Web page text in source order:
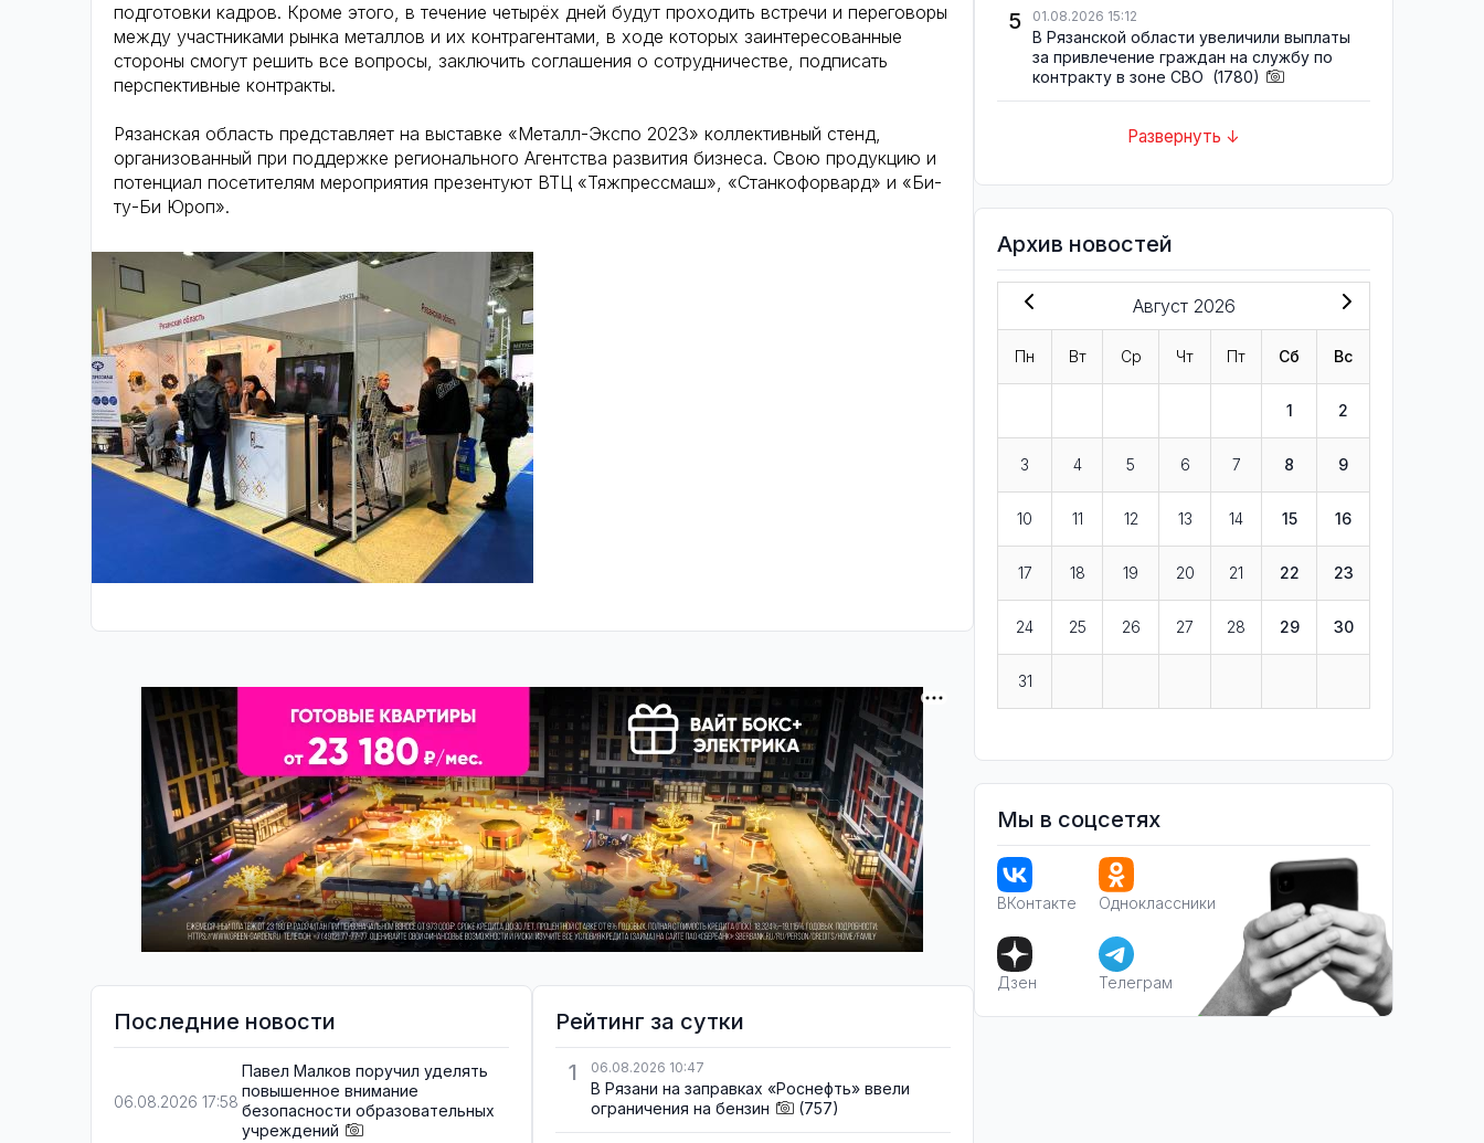
подготовки кадров. Кроме этого, в течение четырёх дней будут проходить встречи и переговоры
между участниками рынка металлов и их контрагентами, в ходе которых заинтересованные
стороны смогут решить все вопросы, заключить соглашения о сотрудничестве, подписать
перспективные контракты.
Рязанская область представляет на выставке «Металл-Экспо 2023» коллективный стенд,
организованный при поддержке регионального Агентства развития бизнеса. Свою продукцию и
потенциал посетителям мероприятия презентуют ВТЦ «Тяжпрессмаш», «Станкофорвард» и «Би-
ту-Би Юроп».
Последние новости
06.08.2026 17:58
Павел Малков поручил уделять
повышенное внимание
безопасности образовательных
учреждений
Рейтинг за сутки
1
06.08.2026 10:47
В Рязани на заправках «Роснефть» ввели
ограничения на бензин
(757)
5 01.08.2026 15:12
В Рязанской области увеличили выплаты
за привлечение граждан на службу по
контракту в зоне СВО (1780)
Развернуть ↓
Архив новостей
Август 2026
Пн Вт Ср Чт Пт Сб Вс
1 2
3 4 5 6 7 8 9
10 11 12 13 14 15 16
17 18 19 20 21 22 23
24 25 26 27 28 29 30
31
Мы в соцсетях
ВКонтакте Одноклассники
Дзен Телеграм